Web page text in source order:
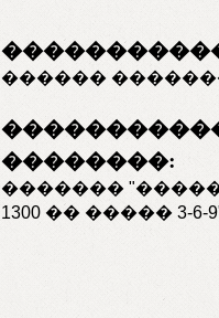
������
��������:
�������
1300 �� ����� 3-6-